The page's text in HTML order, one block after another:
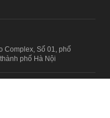
Complex, Số 01, phố
phố Hà Nội